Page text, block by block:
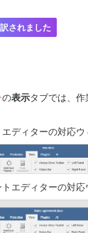
されました
の表示タブでは、
ディターの対応ウ
エディターの対応